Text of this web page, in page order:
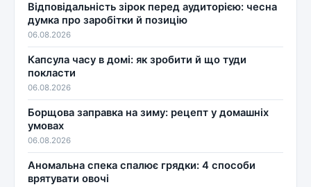
Відповідальність зірок перед аудиторією: чесна
думка про заробітки й позицію
06.08.2026
Капсула часу в домі: як зробити й що туди
покласти
06.08.2026
Борщова заправка на зиму: рецепт у домашніх
умовах
06.08.2026
Аномальна спека спалює грядки: 4 способи
врятувати овочі